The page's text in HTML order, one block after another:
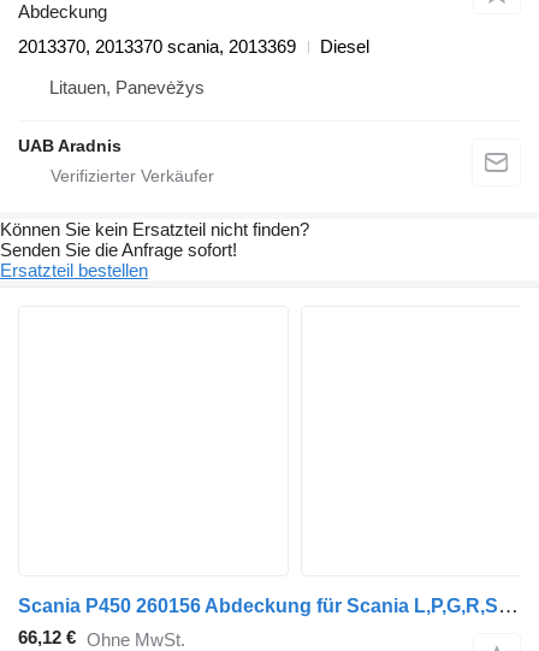
Abdeckung
2013370, 2013370 scania, 2013369
Diesel
Litauen, Panevėžys
UAB Aradnis
Können Sie kein Ersatzteil nicht finden?
Senden Sie die Anfrage sofort!
Ersatzteil bestellen
Scania P450 260156 Abdeckung für Scania L,P,G,R,S series LKW
66,12 € Ohne MwSt.